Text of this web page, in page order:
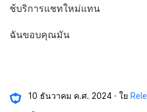
ช้บริการแชทใหม่แทน
ฉันขอบคุณมัน
10 ธันวาคม ค.ศ. 2024 ใย